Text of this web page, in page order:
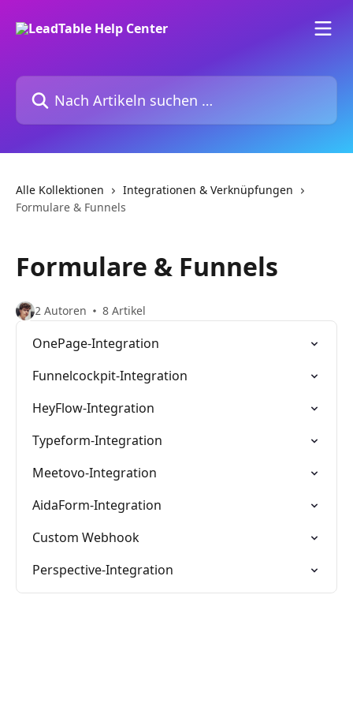
Nach Artikeln suchen …
Alle Kollektionen
Integrationen & Verknüpfungen
Formulare & Funnels
Formulare & Funnels
2 Autoren 8 Artikel
OnePage-Integration
Funnelcockpit-Integration
HeyFlow-Integration
Typeform-Integration
Meetovo-Integration
AidaForm-Integration
Custom Webhook
Perspective-Integration